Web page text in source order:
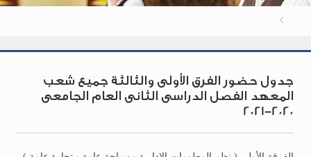
جدول حضور الفرق الأولى والثالثة جميع شعب
المعهد الفصل الدراسى الثانى العام الجامعى
2020-2021